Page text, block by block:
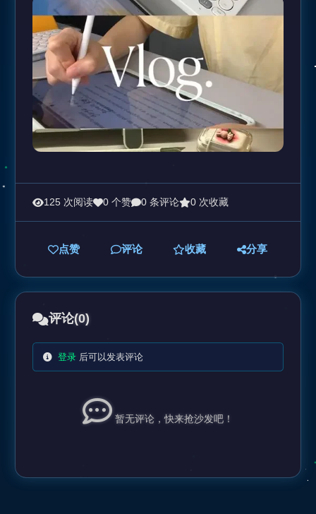
125 次阅读 0 个赞 0 条评论 0 次收藏
点赞 评论 收藏 分享
评论(0)
登录后可以发表评论
暂无评论，快来抢沙发吧！